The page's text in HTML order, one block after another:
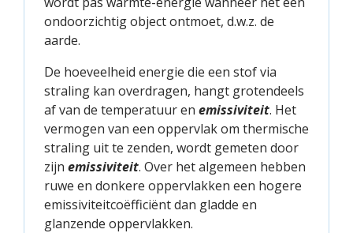
ondoorzichtig object ontmoet, d.w.z. de
aarde.
De hoeveelheid energie die een stof via
straling kan overdragen, hangt grotendeels
af van de temperatuur en emissiviteit. Het
vermogen van een oppervlak om thermische
straling uit te zenden, wordt gemeten door
zijn emissiviteit. Over het algemeen hebben
ruwe en donkere oppervlakken een hogere
emissiviteitcoëfficiënt dan gladde en
glanzende oppervlakken.